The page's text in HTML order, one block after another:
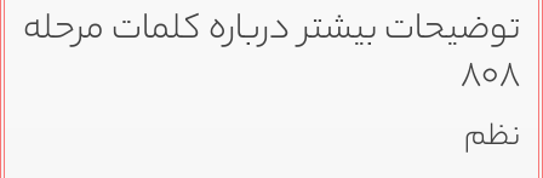
توضیحات بیشتر درباره کلمات مرحله
۸۰۸
نظم